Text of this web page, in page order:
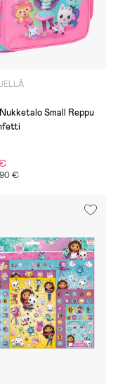
Small Reppu
€